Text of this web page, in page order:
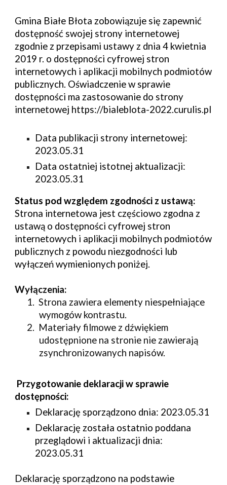
Gmina Białe Błota zobowiązuje się zapewnić
dostępność swojej strony internetowej
zgodnie z przepisami ustawy z dnia 4 kwietnia
2019 r. o dostępności cyfrowej stron
internetowych i aplikacji mobilnych podmiotów
publicznych. Oświadczenie w sprawie
dostępności ma zastosowanie do strony
internetowej https://bialeblota-2022.curulis.pl
Data publikacji strony internetowej:
2023.05.31
Data ostatniej istotnej aktualizacji:
2023.05.31
Status pod względem zgodności z ustawą:
Strona internetowa jest częściowo zgodna z
ustawą o dostępności cyfrowej stron
internetowych i aplikacji mobilnych podmiotów
publicznych z powodu niezgodności lub
wyłączeń wymienionych poniżej.
Wyłączenia:
1. Strona zawiera elementy niespełniające
wymogów kontrastu.
2. Materiały filmowe z dźwiękiem
udostępnione na stronie nie zawierają
zsynchronizowanych napisów.
Przygotowanie deklaracji w sprawie
dostępności:
Deklarację sporządzono dnia: 2023.05.31
Deklarację została ostatnio poddana
przeglądowi i aktualizacji dnia:
2023.05.31
Deklarację sporządzono na podstawie